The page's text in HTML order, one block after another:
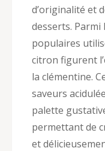
d’originalité et
desserts. Parmi
populaires
citron figurent
la clémentine.
saveurs
palette
permettant de
et